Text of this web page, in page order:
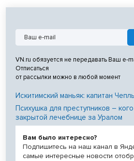
VN.ru обязуется не передавать Ваш e-
Отписаться
от рассылки можно в любой момент
Искитимский маньяк: капитан
Психушка для преступников –
закрытой лечебнице за Уралом
Вам было интересно?
Подпишитесь на наш канал в
самые интересные новости